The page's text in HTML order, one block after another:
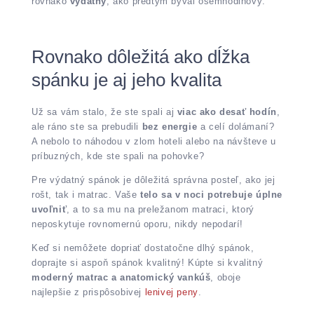
Rovnako dôležitá ako dĺžka
spánku je aj jeho kvalita
Už sa vám stalo, že ste spali aj viac ako desať hodín ,
ale ráno ste sa prebudili bez energie a celí dolámaní?
A nebolo to náhodou v zlom hoteli alebo na návšteve u
príbuzných, kde ste spali na pohovke?
Pre výdatný spánok je dôležitá správna posteľ, ako jej
rošt, tak i matrac. Vaše telo sa v noci potrebuje úplne
uvoľniť, a to sa mu na preležanom matraci, ktorý
neposkytuje rovnomernú oporu, nikdy nepodarí!
Keď si nemôžete dopriať dostatočne dlhý spánok,
doprajte si aspoň spánok kvalitný! Kúpte si kvalitný
moderný matrac a anatomický vankúš , oboje
najlepšie z prispôsobivej
lenivej peny